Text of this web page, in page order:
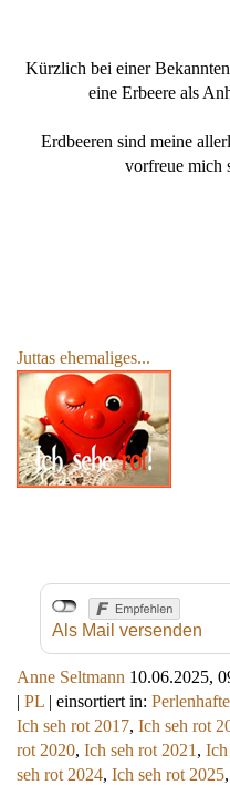
Kürzlich bei einer
eine Erbeere als
Erdbeeren sind meine
vorfreue mich
Juttas ehemaliges...
Als Mail versenden
Anne Seltmann 10.06.2025,
| PL | einsortiert in:
Ich seh rot 2017, Ich seh rot
rot 2020, Ich seh rot 2021 , Ich
seh rot 2024, Ich seh rot 2025,